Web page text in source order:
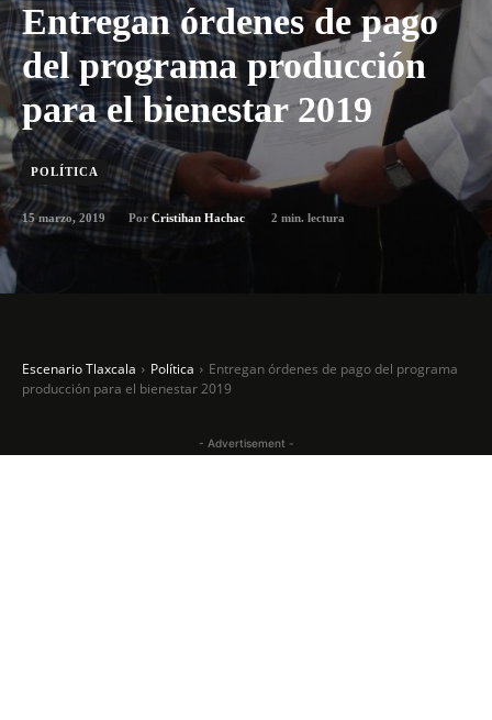
Entregan órdenes de pago
del programa producción
para el bienestar 2019
POLÍTICA
15 marzo, 2019 Por Cristihan Hachac 2 min. lectura
Escenario Tlaxcala Política
Entregan órdenes de pago del programa
producción para el bienestar 2019
- Advertisement -